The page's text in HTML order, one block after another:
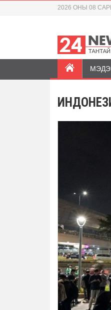
2026 ОНЫ 08